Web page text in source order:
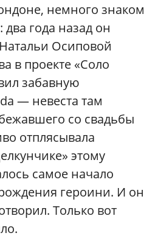
немного знаком
года назад он
Осиповой
в проекте «Соло
забавную
— невеста там
со свадьбы
отплясывала
этому
самое начало
героини. И он
Только вот